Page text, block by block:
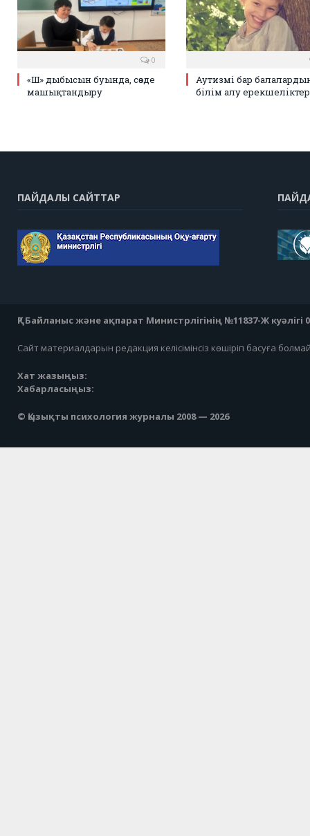
0
«Ш» дыбысын буында, сөзде
машықтандыру
Аутизмі бар
білім алу
ПАЙДАЛЫ САЙТТАР
ҚР Байланыс және ақпарат Министрлігінің №11837-Ж куәлігі
Сайт материалдарын редакция келісімінсіз көшіріп басуға
Хат жазыңыз:
Хабарласыңыз:
© Қызықты психология журналы 2008 — 2026